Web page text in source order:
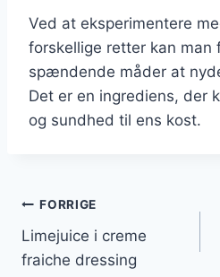
Ved at eksperimentere
forskellige retter kan man
spændende måder at
Det er en ingrediens, der
og sundhed til ens kost.
FORRIGE
Limejuice i creme
fraiche dressing